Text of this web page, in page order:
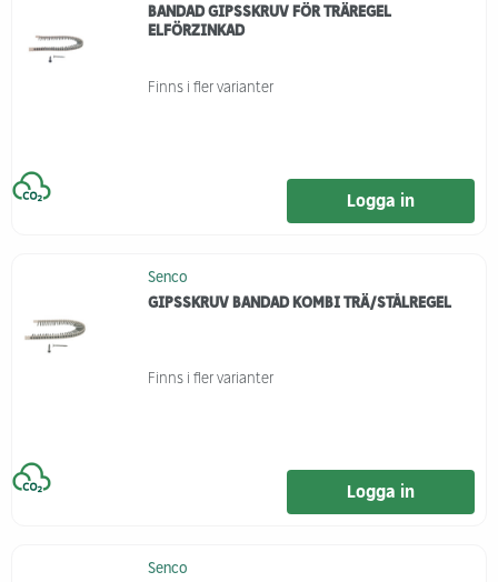
BANDAD GIPSSKRUV FÖR TRÄREGEL
ELFÖRZINKAD
Finns i fler varianter
Logga in
Senco
GIPSSKRUV BANDAD KOMBI TRÄ/STÅLREGEL
Finns i fler varianter
Logga in
Senco